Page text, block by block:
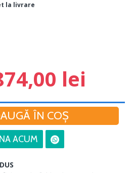
lei
ÎN COŞ
ACUM
la livrare